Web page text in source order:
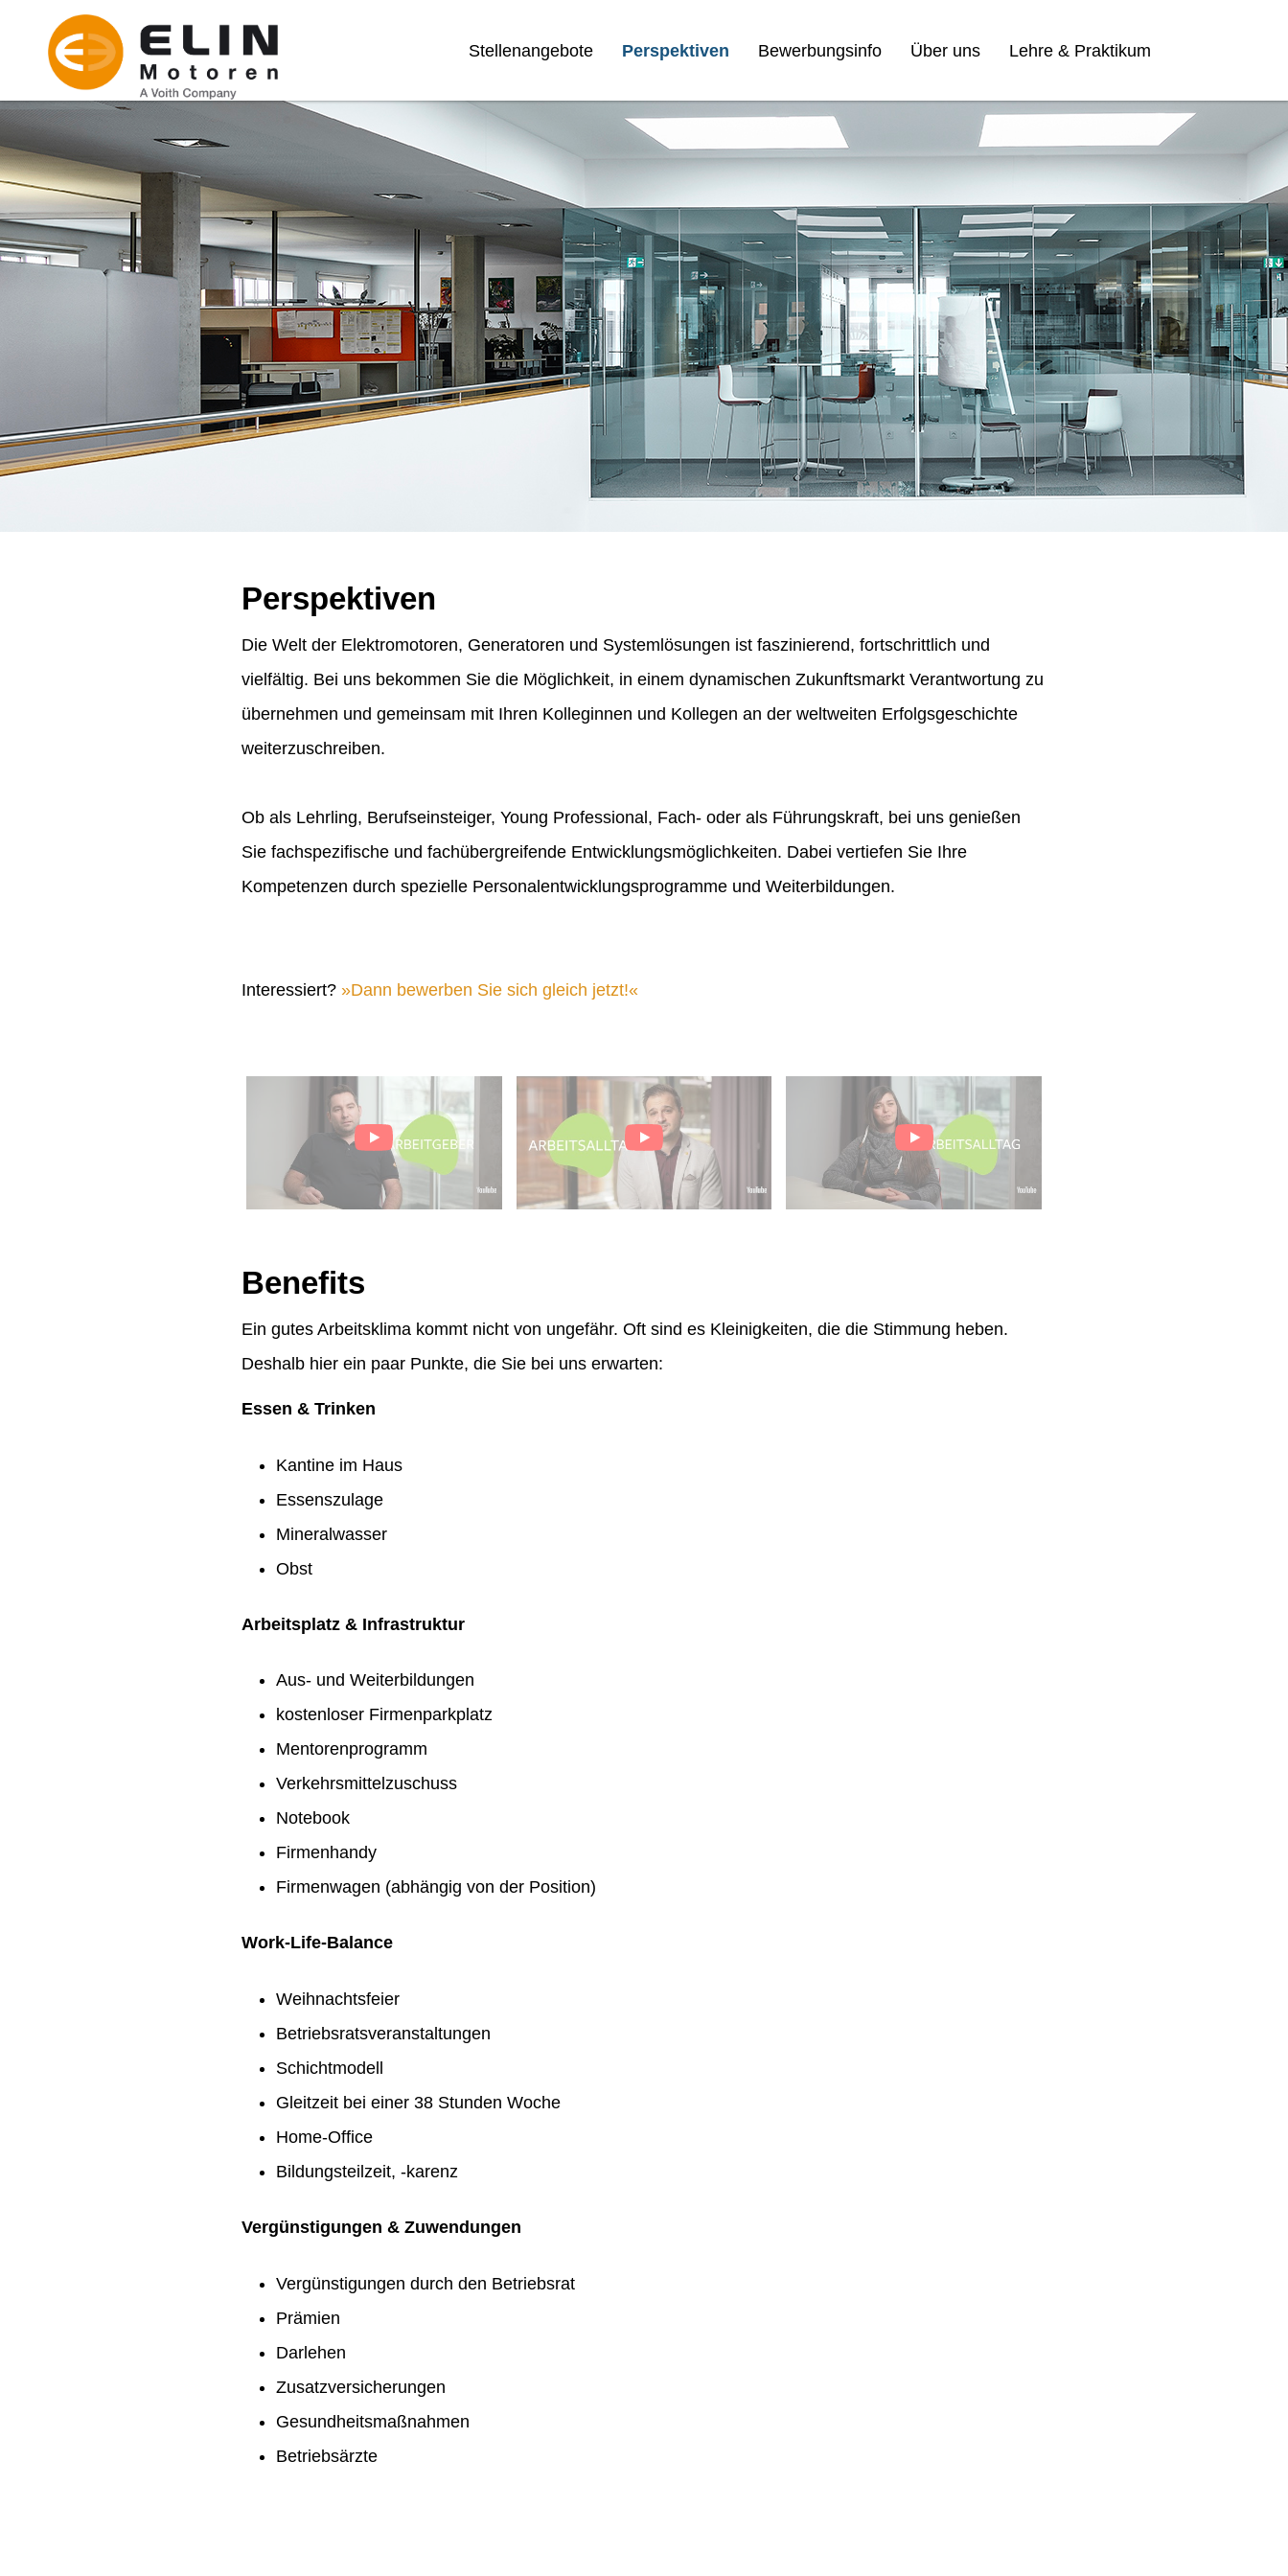
Stellenangebote Perspektiven Bewerbungsinfo Über uns Lehre & Praktikum
Perspektiven
Die Welt der Elektromotoren, Generatoren und Systemlösungen ist faszinierend, fortschrittlich und
vielfältig. Bei uns bekommen Sie die Möglichkeit, in einem dynamischen Zukunftsmarkt Verantwortung zu
übernehmen und gemeinsam mit Ihren Kolleginnen und Kollegen an der weltweiten Erfolgsgeschichte
weiterzuschreiben.
Ob als Lehrling, Berufseinsteiger, Young Professional, Fach- oder als Führungskraft, bei uns genießen
Sie fachspezifische und fachübergreifende Entwicklungsmöglichkeiten. Dabei vertiefen Sie Ihre
Kompetenzen durch spezielle Personalentwicklungsprogramme und Weiterbildungen.
Interessiert? Dann bewerben Sie sich gleich jetzt!
Benefits
Ein gutes Arbeitsklima kommt nicht von ungefähr. Oft sind es Kleinigkeiten, die die Stimmung heben.
Deshalb hier ein paar Punkte, die Sie bei uns erwarten:
Essen & Trinken
Kantine im Haus
Essenszulage
Mineralwasser
Obst
Arbeitsplatz & Infrastruktur
Aus- und Weiterbildungen
kostenloser Firmenparkplatz
Mentorenprogramm
Verkehrsmittelzuschuss
Notebook
Firmenhandy
Firmenwagen (abhängig von der Position)
Work-Life-Balance
Weihnachtsfeier
Betriebsratsveranstaltungen
Schichtmodell
Gleitzeit bei einer 38 Stunden Woche
Home-Office
Bildungsteilzeit, -karenz
Vergünstigungen & Zuwendungen
Vergünstigungen durch den Betriebsrat
Prämien
Darlehen
Zusatzversicherungen
Gesundheitsmaßnahmen
Betriebsärzte